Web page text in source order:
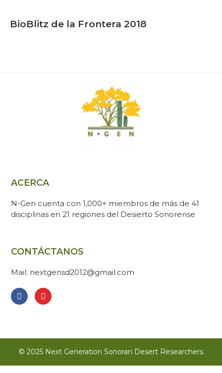
BioBlitz de la Frontera 2018
ACERCA
N-Gen cuenta con 1,000+ miembros de más de 41
disciplinas en 21 regiones del Desierto Sonorense
CONTÁCTANOS
Mail: nextgensd2012@gmail.com
© 2025 Next Generation Sonoran Desert Researchers